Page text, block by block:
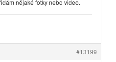
nějaké fotky nebo video.
#13199